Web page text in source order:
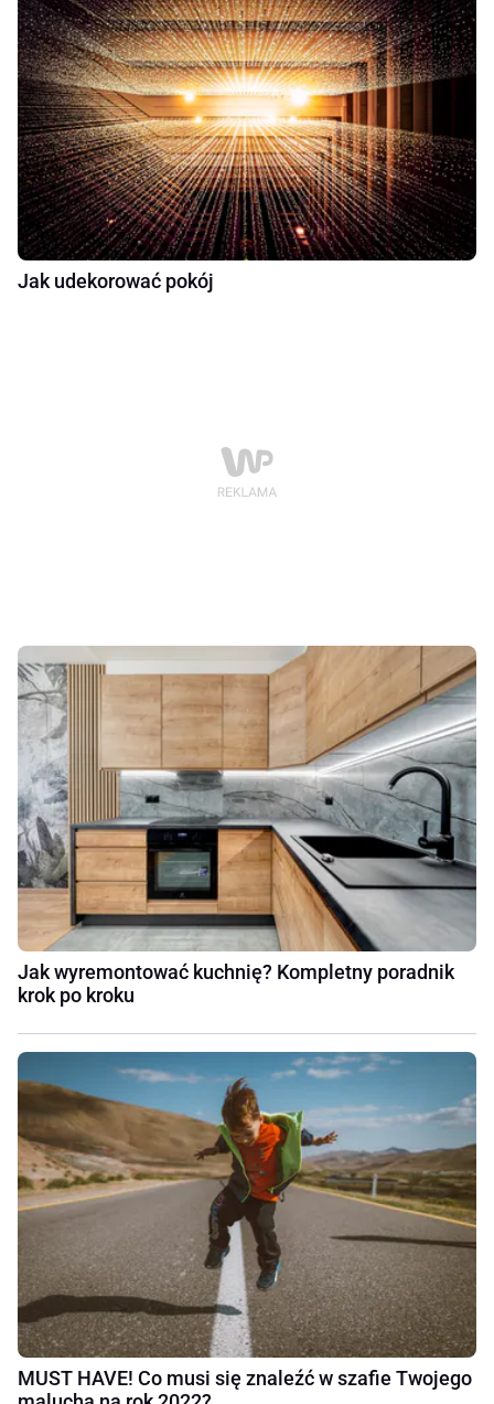
Jak udekorować pokój
Jak wyremontować kuchnię? Kompletny poradnik
krok po kroku
MUST HAVE! Co musi się znaleźć w szafie Twojego